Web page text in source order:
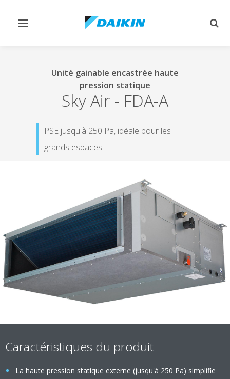
Afficher/masquer
Unité gainable encastrée haute
pression statique
Sky Air - FDA-A
PSE jusqu'à 250 Pa, idéale pour les
grands espaces
Caractéristiques du produit
La haute pression statique externe (jusqu'à 250 Pa) simplifie